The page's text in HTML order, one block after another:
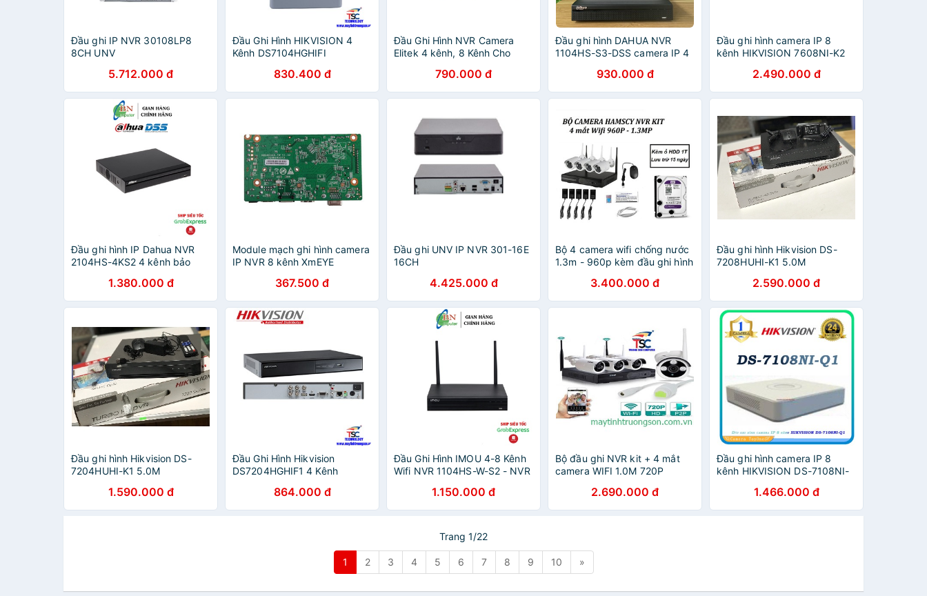
Đầu ghi IP NVR 30108LP8
8CH UNV
5.712.000 đ
Đầu Ghi Hình HIKVISION 4
Kênh DS7104HGHIFI
830.400 đ
Đầu Ghi Hình NVR Camera
Elitek 4 kênh, 8 Kênh Cho
790.000 đ
Đầu ghi hình DAHUA NVR
1104HS-S3-DSS camera IP 4
930.000 đ
Đầu ghi hình camera IP 8
kênh HIKVISION 7608NI-K2
2.490.000 đ
Đầu ghi hình IP Dahua NVR
2104HS-4KS2 4 kênh bảo
1.380.000 đ
Module mạch ghi hình camera
IP NVR 8 kênh XmEYE
367.500 đ
Đầu ghi UNV IP NVR 301-16E
16CH
4.425.000 đ
Bộ 4 camera wifi chống nước
1.3m - 960p kèm đầu ghi hình
3.400.000 đ
Đầu ghi hình Hikvision DS-
7208HUHI-K1 5.0M
2.590.000 đ
Đầu ghi hình Hikvision DS-
7204HUHI-K1 5.0M
1.590.000 đ
Đầu Ghi Hình Hikvision
DS7204HGHIF1 4 Kênh
864.000 đ
Đầu Ghi Hình IMOU 4-8 Kênh
Wifi NVR 1104HS-W-S2 - NVR
Hãng Dahua1.150.000 đ
Bộ đầu ghi NVR kit + 4 mắt
camera WIFI 1.0M 720P
2.690.000 đ
Đầu ghi hình camera IP 8
kênh HIKVISION DS-7108NI-
1.466.000 đ
Trang 1/22
1 2 3 4 5 6 7 8 9 10 »